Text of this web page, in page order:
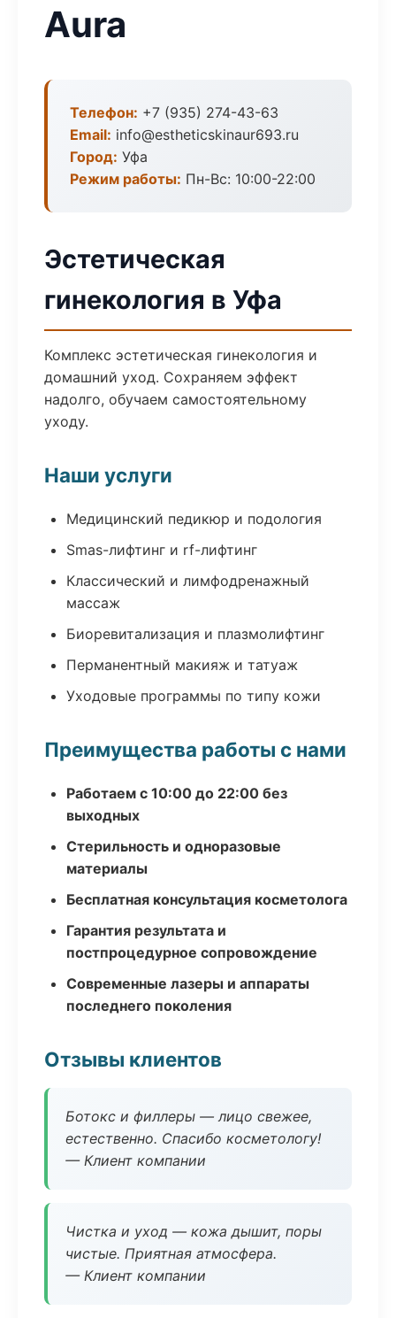
Aura
Телефон: +7 (935) 274-43-63
Email: info@estheticskinaur693.ru
Город: Уфа
Режим работы: Пн-Вс: 10:00-22:00
Эстетическая
гинекология в Уфа
Комплекс эстетическая гинекология и
домашний уход. Сохраняем эффект
надолго, обучаем самостоятельному
уходу.
Наши услуги
Медицинский педикюр и подология
Smas-лифтинг и rf-лифтинг
Классический и лимфодренажный
массаж
Биоревитализация и плазмолифтинг
Перманентный макияж и татуаж
Уходовые программы по типу кожи
Преимущества работы с нами
Работаем с 10:00 до 22:00 без
выходных
Стерильность и одноразовые
материалы
Бесплатная консультация косметолога
Гарантия результата и
постпроцедурное сопровождение
Современные лазеры и аппараты
последнего поколения
Отзывы клиентов
Ботокс и филлеры — лицо свежее,
естественно. Спасибо косметологу!
— Клиент компании
Чистка и уход — кожа дышит, поры
чистые. Приятная атмосфера.
— Клиент компании